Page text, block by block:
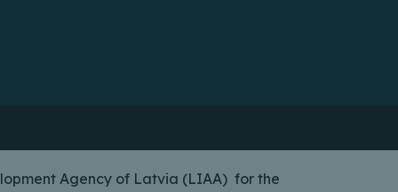
Agency of Latvia (LIAA) for the